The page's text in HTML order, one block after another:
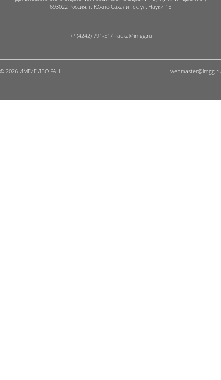
693022 Россия, г. Южно-Сахалинск, ул. Науки 1Б
+7 (4242) 791-517
© 2026 ИМГиГ ДВО РАН